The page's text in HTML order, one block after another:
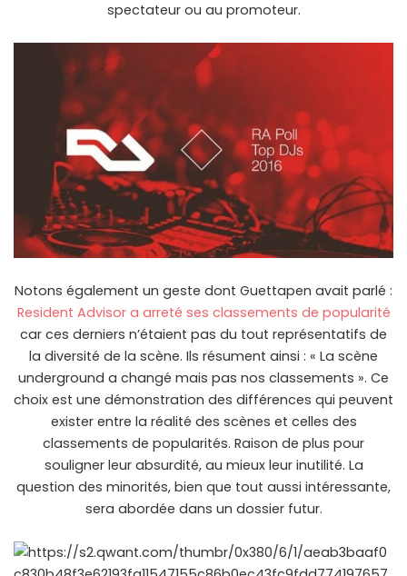
spectateur ou au promoteur.
Notons également un geste dont Guettapen avait parlé :
Resident Advisor a arreté ses classements de popularité
car ces derniers n’étaient pas du tout représentatifs de
la diversité de la scène. Ils résument ainsi : « La scène
underground a changé mais pas nos classements ». Ce
choix est une démonstration des différences qui peuvent
exister entre la réalité des scènes et celles des
classements de popularités. Raison de plus pour
souligner leur absurdité, au mieux leur inutilité. La
question des minorités, bien que tout aussi intéressante,
sera abordée dans un dossier futur.